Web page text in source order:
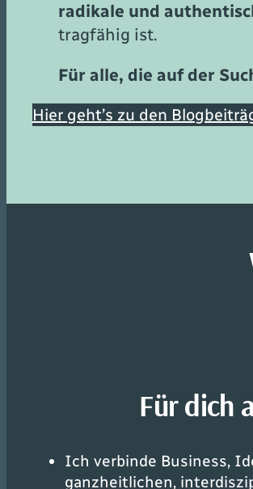
radikale und
tragfähig ist.
Für alle, die auf der
Hier geht’s zu den
Für dich
Ich verbinde Business,
ganzheitlichen,